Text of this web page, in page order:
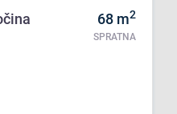
68 m2
SPRATNA